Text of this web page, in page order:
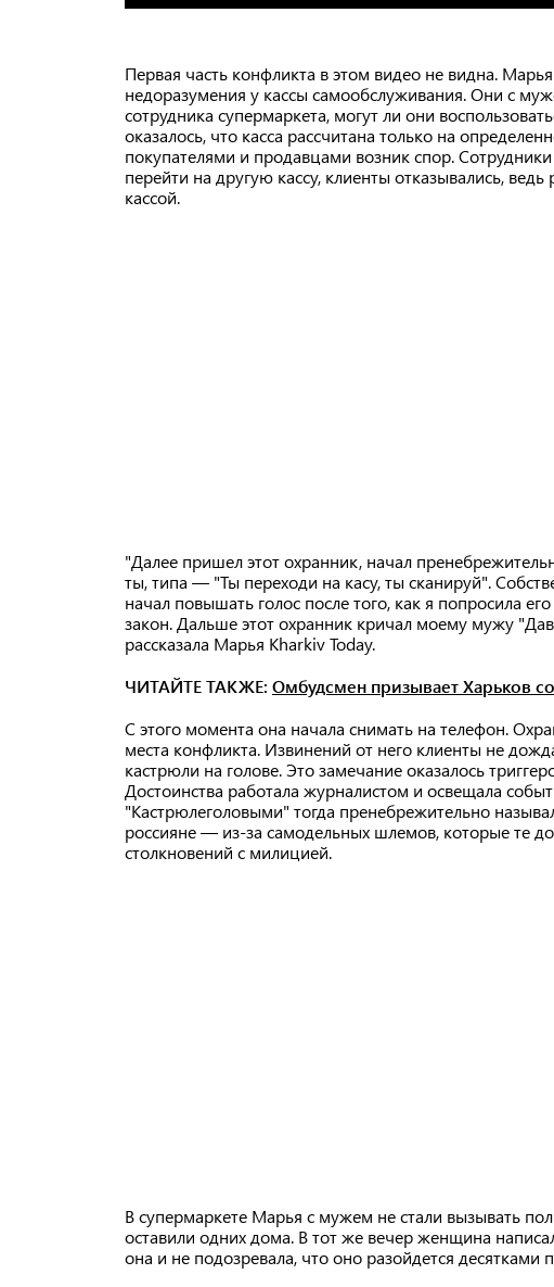
Первая часть конфликта в этом видео не видна.
недоразумения у кассы самообслуживания. Они с
сотрудника супермаркета, могут ли они
оказалось, что касса рассчитана только на
покупателями и продавцами возник спор.
перейти на другую кассу, клиенты отказывались,
кассой.
"Далее пришел этот охранник, начал
ты, типа — "Ты переходи на касу, ты сканируй".
начал повышать голос после того, как я попросила
закон. Дальше этот охранник кричал моему мужу
рассказала Марья Kharkiv Today.
ЧИТАЙТЕ ТАКЖЕ: Омбудсмен призывает Харьков
С этого момента она начала снимать на телефон.
места конфликта. Извинений от него клиенты не
кастрюли на голове. Это замечание оказалось
Достоинства работала журналистом и освещала
"Кастрюлеголовыми" тогда пренебрежительно
россияне — из-за самодельных шлемов, которые те
столкновений с милицией.
В супермаркете Марья с мужем не стали вызывать
оставили одних дома. В тот же вечер женщина
она и не подозревала, что оно разойдется десятками